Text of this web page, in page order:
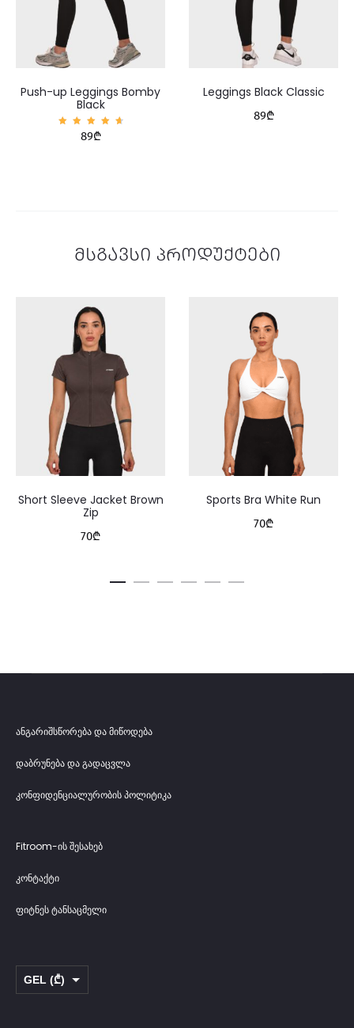
Push-up Leggings Bomby
Black
შეფასე
ბა
89₾
Leggings Black Classic
89₾
მსგავსი პროდუქტები
Short Sleeve Jacket Brown
Zip
70₾
Sports Bra White Run
70₾
ანგარიშსწორება და მიწოდება
დაბრუნება და გადაცვლა
კონფიდენციალურობის პოლიტიკა
Fitroom-ის შესახებ
კონტაქტი
ფიტნეს ტანსაცმელი
GEL (₾)